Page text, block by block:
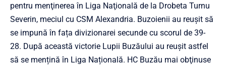
pentru menţinerea în Liga Naţională de la Drobeta Turnu
Severin, meciul cu CSM Alexandria. Buzoienii au reușit să
se impună în fața divizionarei secunde cu scorul de 39-
28. După această victorie Lupii Buzăului au reușit astfel
să se mențină în Liga Națională. HC Buzău mai obţinuse